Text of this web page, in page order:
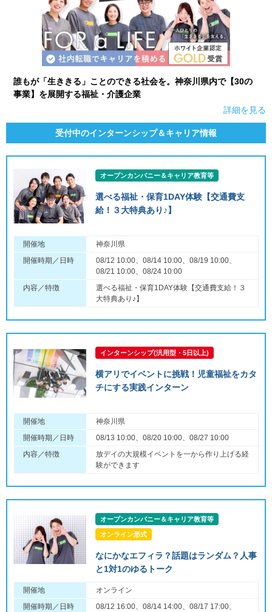
誰もが「生ききる」ことのできる社会を。神奈川県内で【30の
事業】を展開する福祉・介護企業
詳細を見る
受付中のインターンシップ＆キャリア情報
オープンカンパニー＆キャリア教育等
選べる福祉・保育1DAY体験【交通費支
給！３大特典あり♪】
開催地
神奈川県
開催時期／日時
08/12 10:00、08/14 10:00、08/19 10:00、
08/21 10:00、08/24 10:00
内容／特徴
選べる福祉・保育1DAY体験【交通費支給！３
大特典あり♪】
インターンシップ(汎用型・5日以上)
横アリでイベントに挑戦！児童福祉をカタ
チにする実践インターン
開催地
神奈川県
開催時期／日時
08/13 10:00、08/20 10:00、08/27 10:00
内容／特徴
放デイの大規模イベントを一から作り上げる経
験ができます
オープンカンパニー＆キャリア教育等
オンライン形式
なにかなエフィラ？話題はランダム？人事
と1対1のゆるトーク
開催地
オンライン
開催時期／日時
08/12 16:00、08/14 14:00、08/17 17:00、